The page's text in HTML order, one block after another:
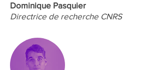
Dominique Pasquier
Directrice de recherche CNRS